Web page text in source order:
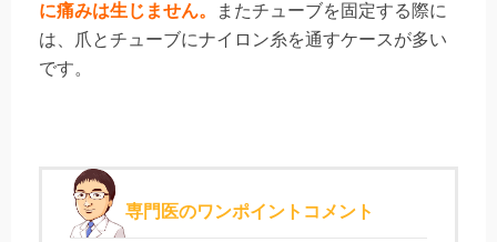
に痛みは生じません。
またチューブを固定する際に
は、爪とチューブにナイロン糸を通すケースが多い
です。
専門医のワンポイントコメント